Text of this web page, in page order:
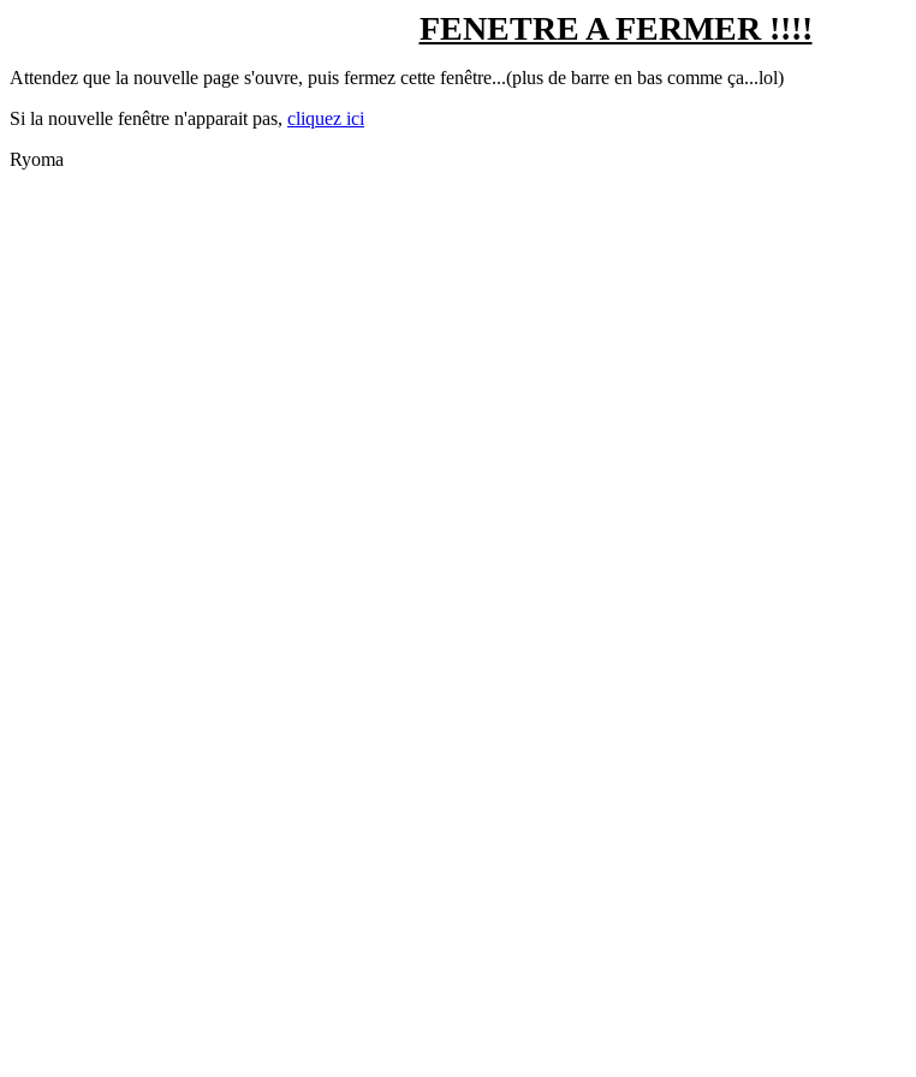
FENETRE A FERMER !!!!
Attendez que la nouvelle page s'ouvre, puis fermez cette fenêtre...(plus de barre en bas comme ça...lol)
Si la nouvelle fenêtre n'apparait pas, cliquez ici
Ryoma